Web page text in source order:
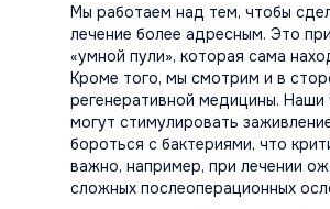
Мы работаем над тем, чтобы
лечение более адресным. Это
«умной пули», которая сама
Кроме того, мы смотрим и в
регенеративной медицины. Наши
могут стимулировать
бороться с бактериями, что
важно, например, при лечении
сложных послеоперационных